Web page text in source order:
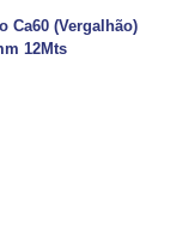
Ca60 (Vergalhão)
12Mts